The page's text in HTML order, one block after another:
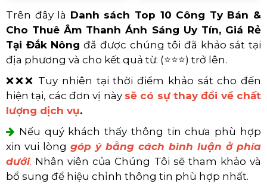
Trên đây là Danh sách Top 10 Công Ty Bán &
Cho Thuê Âm Thanh Ánh Sáng Uy Tín, Giá Rẻ
Tại Đắk Nông đã được chúng tôi đã khảo sát tại
địa phương và cho kết quả từ: (⭐⭐⭐) trở lên.
❌❌❌ Tuy nhiên tại thời điểm khảo sát cho đến
hiện tại, các đơn vị này sẽ có sự thay đổi về chất
lượng dịch vụ.
Nếu quý khách thấy thông tin chưa phù hợp
xin vui lòng góp ý bằng cách bình luận ở phía
dưới. Nhân viên của Chúng Tôi sẽ tham khảo và
bổ sung để hiệu chỉnh thông tin phù hợp nhất.